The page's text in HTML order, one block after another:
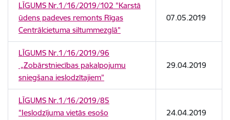
LĪGUMS Nr.1/16/2019/102 "Karstā
ūdens padeves remonts Rīgas
Centrālcietuma siltummezglā"
07.05.2019
LĪGUMS Nr.1/16/2019/96
„Zobārstniecības pakalpojumu
sniegšana ieslodzītajiem”
29.04.2019
LĪGUMS Nr.1/16/2019/85
"Ieslodzījuma vietās esošo
24.04.2019